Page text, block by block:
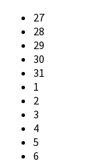
Skip
calendar
days
27
28
29
30
31
1
2
3
4
5
6